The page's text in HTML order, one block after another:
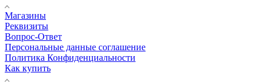
Магазины
Реквизиты
Вопрос-Ответ
Персональные данные соглашение
Политика Конфиденциальности
Как купить